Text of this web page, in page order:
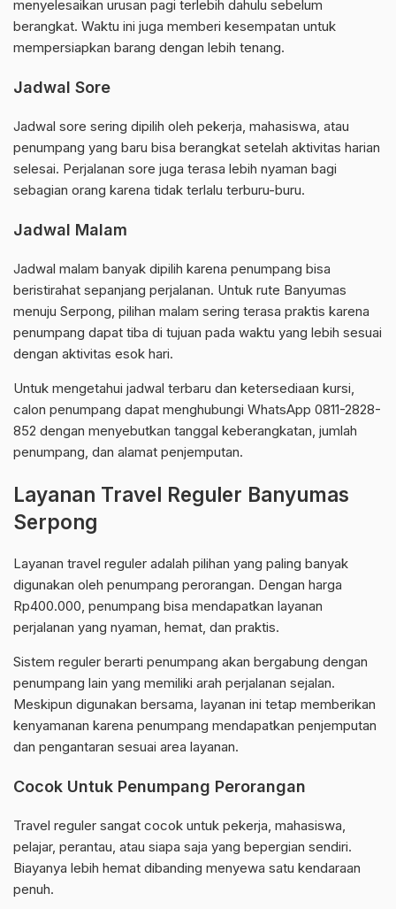
menyelesaikan urusan pagi terlebih dahulu sebelum
berangkat. Waktu ini juga memberi kesempatan untuk
mempersiapkan barang dengan lebih tenang.
Jadwal Sore
Jadwal sore sering dipilih oleh pekerja, mahasiswa, atau
penumpang yang baru bisa berangkat setelah aktivitas harian
selesai. Perjalanan sore juga terasa lebih nyaman bagi
sebagian orang karena tidak terlalu terburu-buru.
Jadwal Malam
Jadwal malam banyak dipilih karena penumpang bisa
beristirahat sepanjang perjalanan. Untuk rute Banyumas
menuju Serpong, pilihan malam sering terasa praktis karena
penumpang dapat tiba di tujuan pada waktu yang lebih sesuai
dengan aktivitas esok hari.
Untuk mengetahui jadwal terbaru dan ketersediaan kursi,
calon penumpang dapat menghubungi WhatsApp 0811-2828-
852 dengan menyebutkan tanggal keberangkatan, jumlah
penumpang, dan alamat penjemputan.
Layanan Travel Reguler Banyumas
Serpong
Layanan travel reguler adalah pilihan yang paling banyak
digunakan oleh penumpang perorangan. Dengan harga
Rp400.000, penumpang bisa mendapatkan layanan
perjalanan yang nyaman, hemat, dan praktis.
Sistem reguler berarti penumpang akan bergabung dengan
penumpang lain yang memiliki arah perjalanan sejalan.
Meskipun digunakan bersama, layanan ini tetap memberikan
kenyamanan karena penumpang mendapatkan penjemputan
dan pengantaran sesuai area layanan.
Cocok Untuk Penumpang Perorangan
Travel reguler sangat cocok untuk pekerja, mahasiswa,
pelajar, perantau, atau siapa saja yang bepergian sendiri.
Biayanya lebih hemat dibanding menyewa satu kendaraan
penuh.